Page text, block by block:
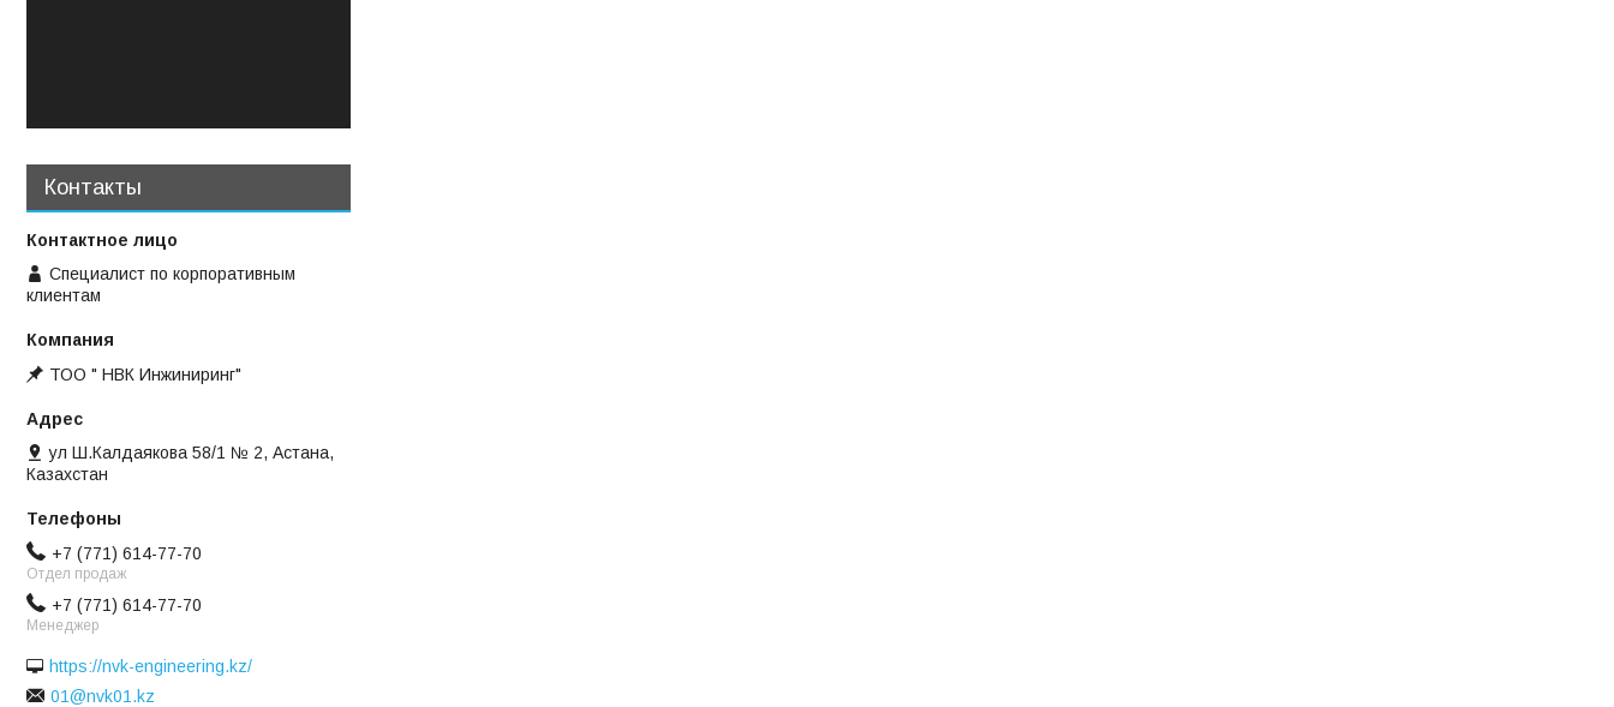
Контакты
Специалист по корпоративным
клиентам
ТОО " НВК Инжиниринг"
ул Ш.Калдаякова 58/1 № 2, Астана,
Казахстан
+7 (771) 614-77-70
Отдел продаж
+7 (771) 614-77-70
Менеджер
https://nvk-engineering.kz/
01@nvk01.kz